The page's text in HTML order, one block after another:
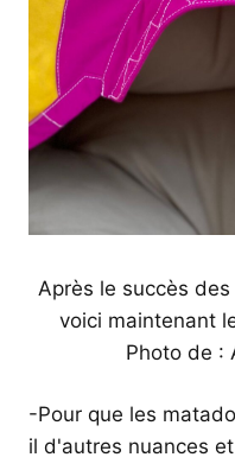
Après le succès
voici maintenant
Photo de :
-Pour que les
il d'autres nuances